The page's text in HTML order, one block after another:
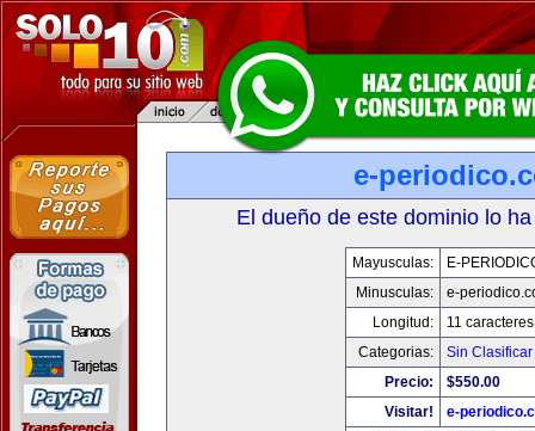
e-
El dueño de este dominio lo
Mayusculas:
E-
Minusculas:
e-
Longitud:
11 caracteres
Categorias:
Sin Clasificar
Precio:
$550.00
Visitar!
e-